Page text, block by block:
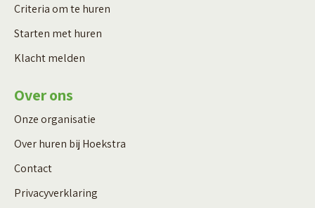
Criteria om te huren
Starten met huren
Klacht melden
Over ons
Onze organisatie
Over huren bij Hoekstra
Contact
Privacyverklaring